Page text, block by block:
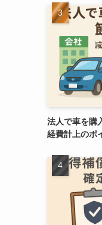
法人で車を購
経費計上のポ